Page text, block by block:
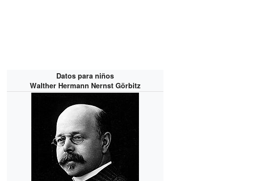
Datos para niños
Walther Hermann Nernst Görbitz